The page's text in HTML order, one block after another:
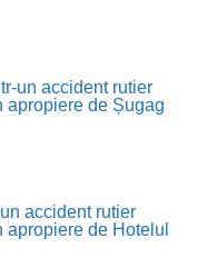
un accident rutier
apropiere de Șugag
accident rutier
de Hotelul